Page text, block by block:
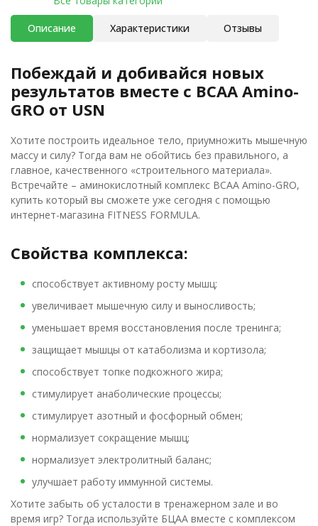
Описание Характеристики Отзывы
Побеждай и добивайся новых
результатов вместе с BCAA Amino-
GRO от USN
Хотите построить идеальное тело, приумножить мышечную
массу и силу? Тогда вам не обойтись без правильного, а
главное, качественного «строительного материала».
Встречайте – аминокислотный комплекс BCAA Amino-GRO,
купить который вы сможете уже сегодня с помощью
интернет-магазина FITNESS FORMULA.
Свойства комплекса:
способствует активному росту мышц;
увеличивает мышечную силу и выносливость;
уменьшает время восстановления после тренинга;
защищает мышцы от катаболизма и кортизола;
способствует топке подкожного жира;
стимулирует анаболические процессы;
стимулирует азотный и фосфорный обмен;
нормализует сокращение мышц;
нормализует электролитный баланс;
улучшает работу иммунной системы.
Хотите забыть об усталости в тренажерном зале и во
время игр? Тогда используйте БЦАА вместе с комплексом